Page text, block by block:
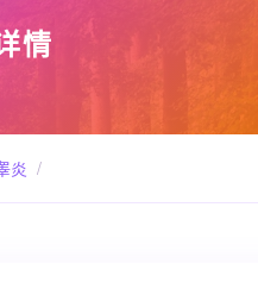
情
炎 /